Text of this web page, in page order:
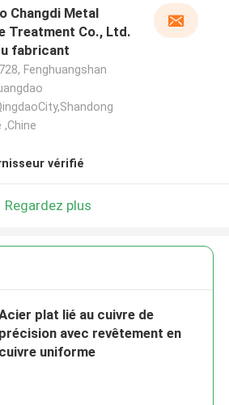
Changdi Metal
Treatment Co., Ltd.
fabricant
Fenghuangshan
,Chine
vérifié
Regardez plus
plat lié au cuivre de
précision avec revêtement en
cuivre uniforme